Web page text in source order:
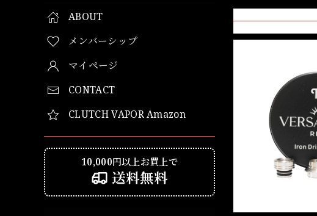
ABOUT
メンバーシップ
マイページ
CONTACT
CLUTCH VAPOR Amazon
10,000円以上お買上で
送料無料